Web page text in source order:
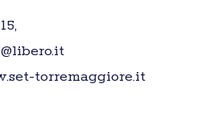
torremaggiore.it